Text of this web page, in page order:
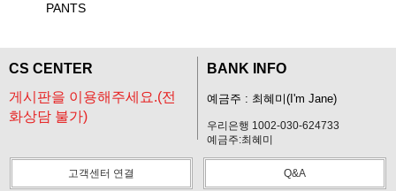
PANTS
CS CENTER
게시판을 이용해주세요.(전
화상담 불가)
BANK INFO
예금주 : 최혜미(I'm Jane)
우리은행 1002-030-624733
예금주:최혜미
고객센터 연결 Q&A